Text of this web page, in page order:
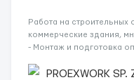
Работа на строительных
коммерческие здания,
- Монтаж и подготовка
Связка арматурных
PROEXWORK SP.